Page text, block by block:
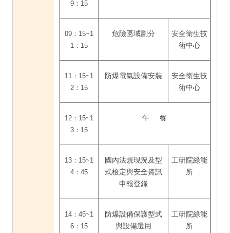
9：15
09：15~1
1：15
危險區域劃分
安全衛生技
術中心
11：15~1
2：15
防爆電氣設備安裝
安全衛生技
術中心
12：15~1
3：15
午 餐
13：15~1
4：45
國內法規現況及型
式檢定與安全資訊
申報登錄
工研院綠能
所
14：45~1
6：15
防爆設備保護型式
與設備選用
工研院綠能
所